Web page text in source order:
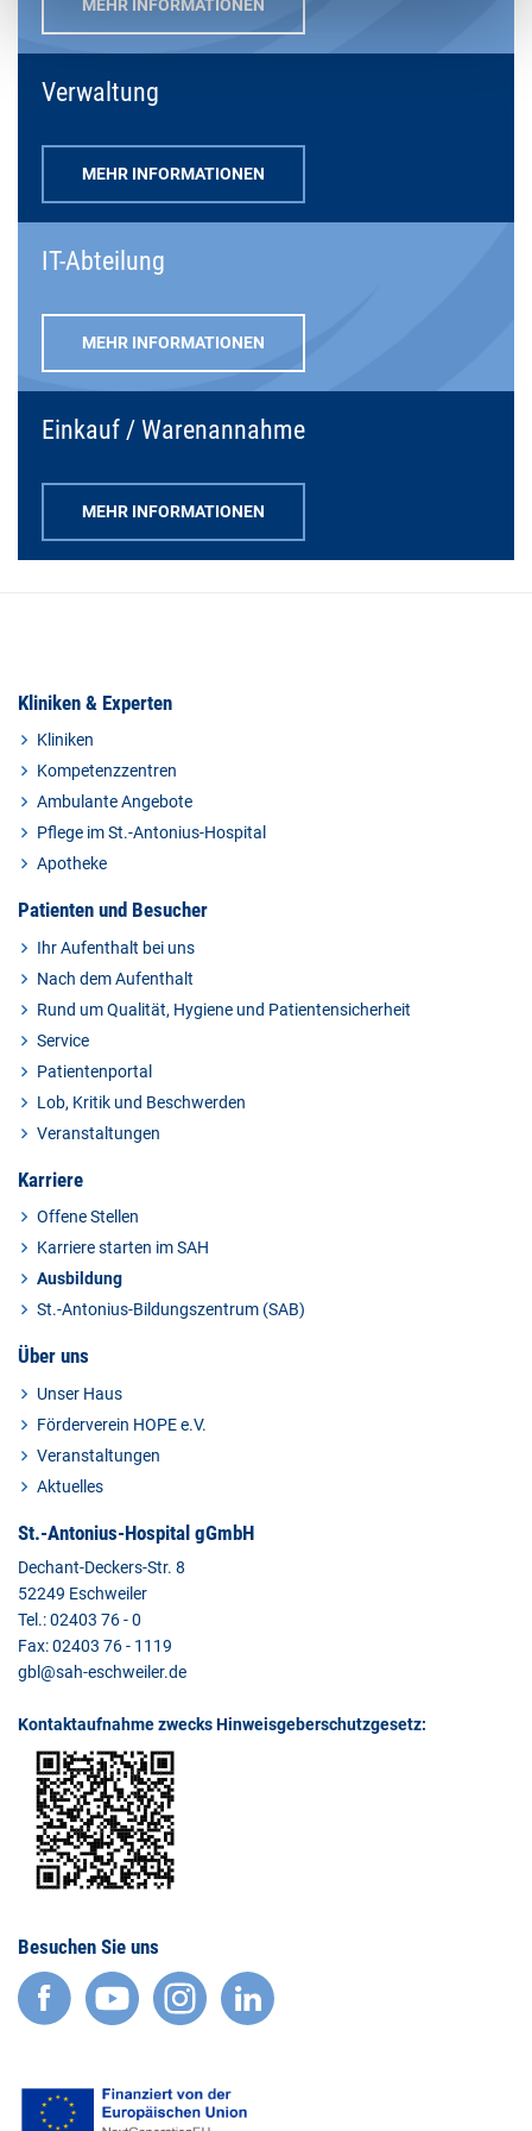
MEHR INFORMATIONEN
Verwaltung
MEHR INFORMATIONEN
IT-Abteilung
MEHR INFORMATIONEN
Einkauf / Warenannahme
MEHR INFORMATIONEN
Kliniken & Experten
Kliniken
Kompetenzzentren
Ambulante Angebote
Pflege im St.-Antonius-Hospital
Apotheke
Patienten und Besucher
Ihr Aufenthalt bei uns
Nach dem Aufenthalt
Rund um Qualität, Hygiene und Patientensicherheit
Service
Patientenportal
Lob, Kritik und Beschwerden
Veranstaltungen
Karriere
Offene Stellen
Karriere starten im SAH
Ausbildung
St.-Antonius-Bildungszentrum (SAB)
Über uns
Unser Haus
Förderverein HOPE e.V.
Veranstaltungen
Aktuelles
St.-Antonius-Hospital gGmbH
Dechant-Deckers-Str. 8
52249 Eschweiler
Tel.: 02403 76 - 0
Fax: 02403 76 - 1119
gbl@sah-eschweiler.de
Kontaktaufnahme zwecks Hinweisgeberschutzgesetz:
Besuchen Sie uns
facebook
YouTube
Instagram